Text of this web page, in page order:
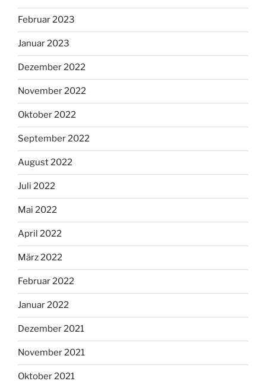
Februar 2023
Januar 2023
Dezember 2022
November 2022
Oktober 2022
September 2022
August 2022
Juli 2022
Mai 2022
April 2022
März 2022
Februar 2022
Januar 2022
Dezember 2021
November 2021
Oktober 2021